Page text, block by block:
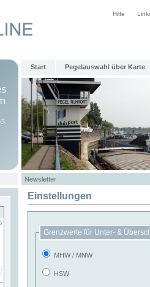
Hilfe
Start Pegelauswahl über Karte
Newsletter
Einstellungen
Grenzwerte für Unter- &
MHW / MNW
HSW